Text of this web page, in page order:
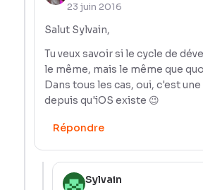
23 juin 2016
Salut Sylvain,
Tu veux savoir si le cycle de
le même, mais le même que
Dans tous les cas, oui, c'est
depuis qu'iOS existe 😉
Répondre
Sylvain